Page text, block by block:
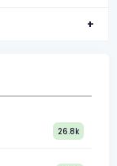
26.8k